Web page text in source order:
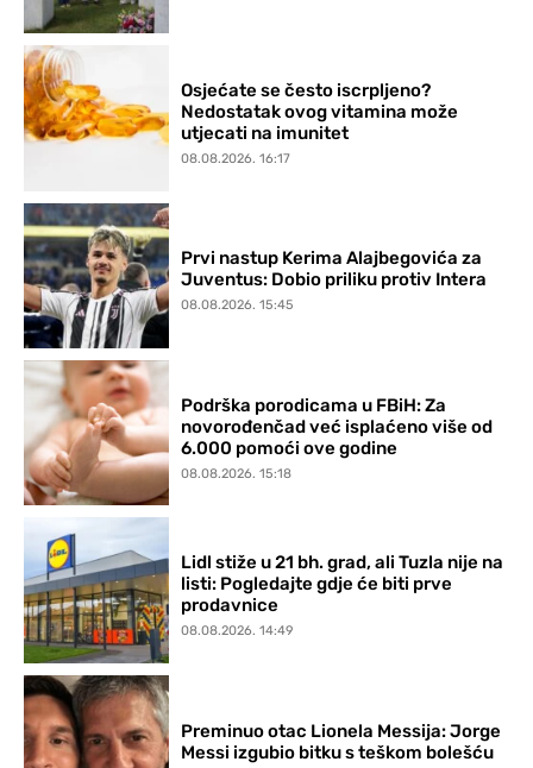
Osjećate se često iscrpljeno?
Nedostatak ovog vitamina može
utjecati na imunitet
08.08.2026. 16:17
Prvi nastup Kerima Alajbegovića za
Juventus: Dobio priliku protiv Intera
08.08.2026. 15:45
Podrška porodicama u FBiH: Za
novorođenčad već isplaćeno više od
6.000 pomoći ove godine
08.08.2026. 15:18
Lidl stiže u 21 bh. grad, ali Tuzla nije na
listi: Pogledajte gdje će biti prve
prodavnice
08.08.2026. 14:49
Preminuo otac Lionela Messija: Jorge
Messi izgubio bitku s teškom bolešću